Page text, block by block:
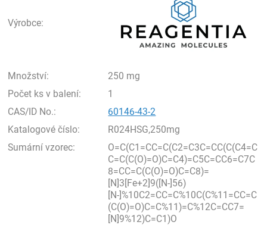
Výrobce:
Množství:
250 mg
Počet ks v balení:
1
CAS/ID No.:
60146-43-2
Katalogové číslo:
R024HSG,250mg
Sumární vzorec:
O=C(C1=CC=C(C2=C3C=CC(C(C4=C
C=C(C(O)=O)C=C4)=C5C=CC6=C7C
8=CC=C(C(O)=O)C=C8)=
[N]3[Fe+2]9([N-]56)
[N-]%10C2=CC=C%10C(C%11=CC=C
(C(O)=O)C=C%11)=C%12C=CC7=
[N]9%12)C=C1)O